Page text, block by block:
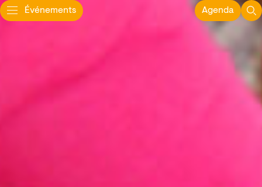
Événements Agenda